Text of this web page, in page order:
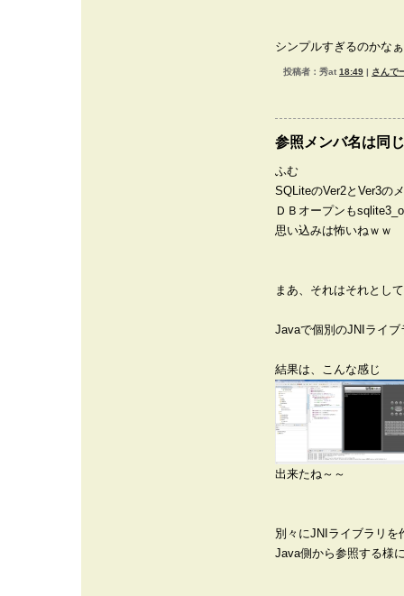
シンプルすぎるのかな
投稿者：秀at18:49 | さんで
参照メンバ名は同
ふむ
SQLiteのVer2とVer3の
ＤＢオープンも
思い込みは怖いねｗｗ
まあ、それはそれとして
Javaで個別のJNIライ
結果は、こんな感じ
出来たね～～
別々にJNIライブラリを
Java側から参照する様